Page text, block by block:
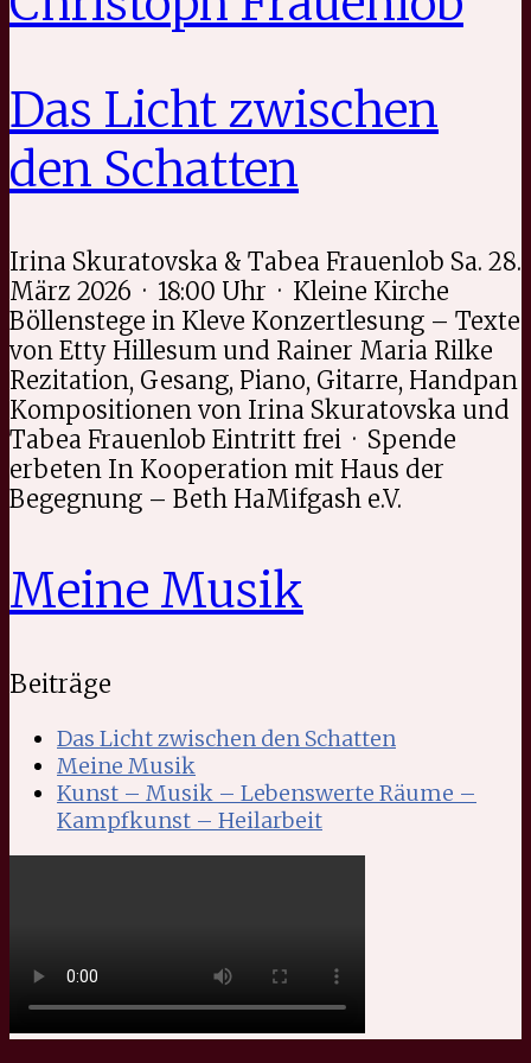
Das Licht zwischen
den Schatten
Irina Skuratovska & Tabea Frauenlob Sa. 28.
März 2026 · 18:00 Uhr · Kleine Kirche
Böllenstege in Kleve Konzertlesung – Texte
von Etty Hillesum und Rainer Maria Rilke
Rezitation, Gesang, Piano, Gitarre, Handpan
Kompositionen von Irina Skuratovska und
Tabea Frauenlob Eintritt frei · Spende
erbeten In Kooperation mit Haus der
Begegnung – Beth HaMifgash e.V.
Meine Musik
Beiträge
Das Licht zwischen den Schatten
Meine Musik
Kunst – Musik – Lebenswerte Räume –
Kampfkunst – Heilarbeit